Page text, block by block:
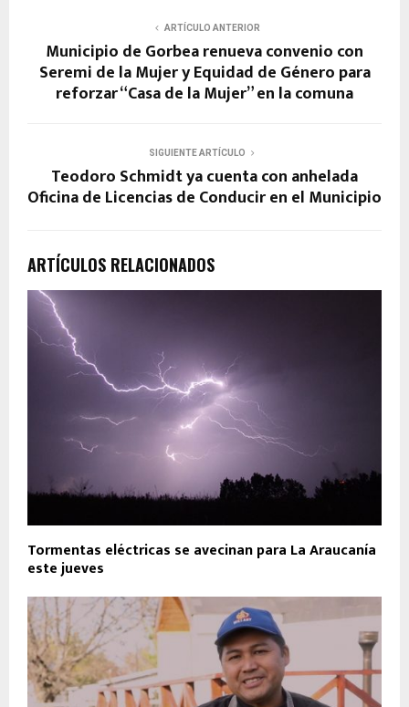
ARTÍCULO ANTERIOR
Municipio de Gorbea renueva convenio con
Seremi de la Mujer y Equidad de Género para
reforzar “Casa de la Mujer” en la comuna
SIGUIENTE ARTÍCULO
Teodoro Schmidt ya cuenta con anhelada
Oficina de Licencias de Conducir en el Municipio
ARTÍCULOS RELACIONADOS
Tormentas eléctricas se avecinan para La Araucanía
este jueves